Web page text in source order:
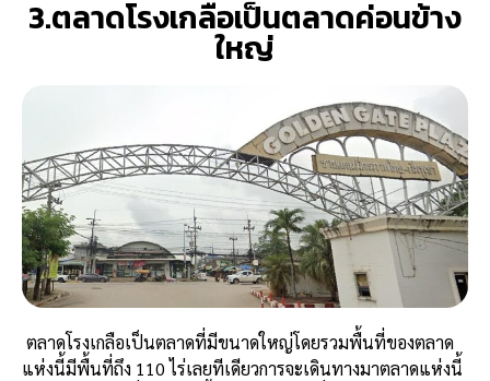
3.ตลาดโรงเกลือเป็นตลาดค่อนข้าง
ใหญ่
ตลาดโรงเกลือเป็นตลาดที่มีขนาดใหญ่โดยรวมพื้นที่ของตลาด
แห่งนี้มีพื้นที่ถึง 110 ไร่เลยทีเดียวการจะเดินทางมาตลาดแห่งนี้